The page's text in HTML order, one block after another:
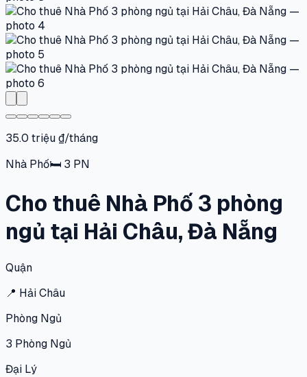
35.0 triệu ₫/tháng
Nhà Phố🛏 3 PN
Cho thuê Nhà Phố 3 phòng
ngủ tại Hải Châu, Đà Nẵng
Quận
📍 Hải Châu
Phòng Ngủ
3 Phòng Ngủ
Đại Lý